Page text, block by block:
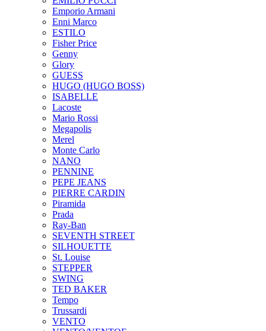
Emporio Armani
Enni Marco
ESTILO
Fisher Price
Genny
Glory
GUESS
HUGO (HUGO BOSS)
ISABELLE
Lacoste
Mario Rossi
Megapolis
Merel
Monte Carlo
NANO
PENNINE
PEPE JEANS
PIERRE CARDIN
Piramida
Prada
Ray-Ban
SEVENTH STREET
SILHOUETTE
St. Louise
STEPPER
SWING
TED BAKER
Tempo
Trussardi
VENTO